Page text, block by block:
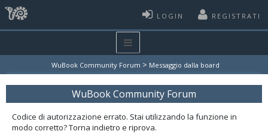
LOGIN REGISTRATI
WuBook Community Forum > Messaggio dalla board
WuBook Community Forum
Codice di autorizzazione errato. Stai utilizzando la funzione in
modo corretto? Torna indietro e riprova.